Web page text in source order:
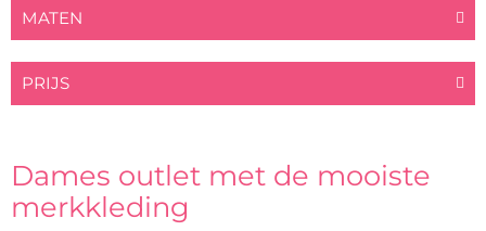
MATEN
PRIJS
Dames outlet met de mooiste
merkkleding